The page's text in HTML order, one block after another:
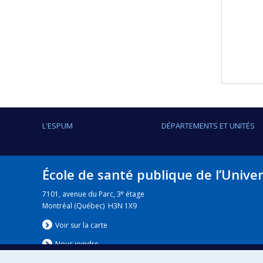
L'ESPUM DÉPARTEMENTS ET UNITÉS
École de santé publique de
7101, avenue du Parc, 3e étage
Montréal (Québec) H3N 1X9
Voir sur la carte
Nous joindre